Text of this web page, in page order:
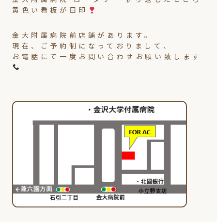
黄色い看板が目印
金大附属病院前店舗があります。
現在、ご予約制になっておりまして、
お電話にて一度お問い合わせお願い致します